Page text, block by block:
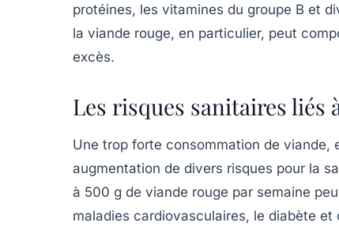
protéines, les vitamines du groupe B et
la viande rouge, en particulier, peut
excès.
Les risques sanitaires liés
Une trop forte consommation de viande,
augmentation de divers risques pour la
à 500 g de viande rouge par semaine
maladies cardiovasculaires, le diabète et